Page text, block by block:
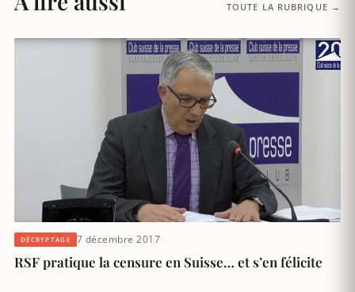
TOUTE LA RUBRIQUE →
DÉCRYPTAGE 7 décembre 2017
RSF pratique la censure en Suisse… et s’en félicite